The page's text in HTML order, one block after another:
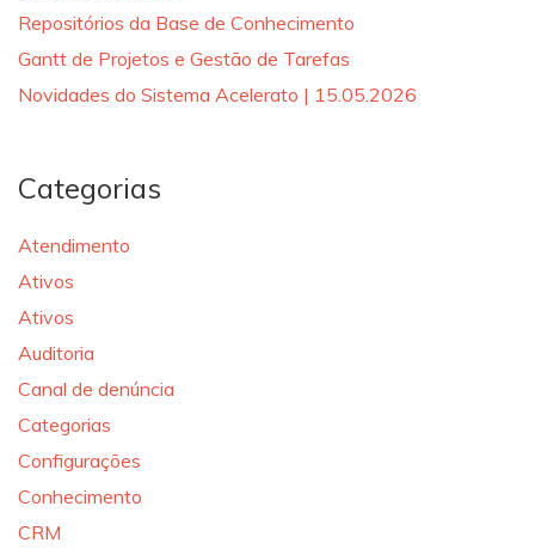
Repositórios da Base de Conhecimento
Gantt de Projetos e Gestão de Tarefas
Novidades do Sistema Acelerato | 15.05.2026
Categorias
Atendimento
Ativos
Ativos
Auditoria
Canal de denúncia
Categorias
Configurações
Conhecimento
CRM